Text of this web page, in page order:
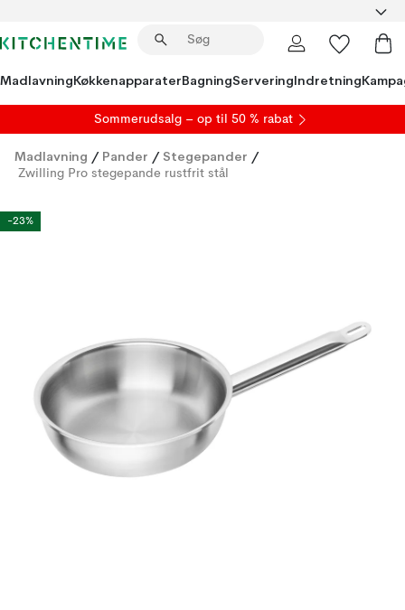
MadlavningKøkkenapparaterBagningServeringIndretning
Sommerudsalg – op til 50 % rabat
Madlavning / Pander / Stegepander /
Zwilling Pro stegepande rustfrit stål
-23%